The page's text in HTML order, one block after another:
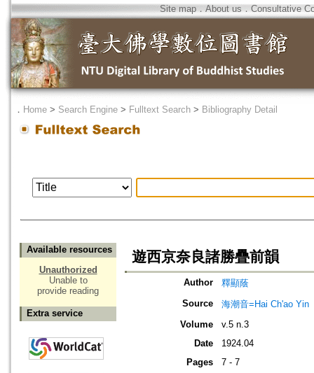
Site map．About us ． Consultative
． Home > Search Engine > Fulltext Search > Bibliography Detail
Available resources
Unauthorized
Unable to
provide reading
Extra service
遊西京奈良諸勝疊前韻
Author
釋顯蔭
Source
海潮音=Hai Ch'ao Yin
Volume
v.5 n.3
Date
1924.04
Pages
7 - 7